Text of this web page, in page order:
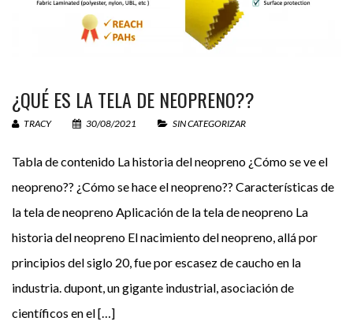
¿QUÉ ES LA TELA DE NEOPRENO??
TRACY 30/08/2021 SIN CATEGORIZAR
Tabla de contenido La historia del neopreno ¿Cómo se ve el
neopreno?? ¿Cómo se hace el neopreno?? Características de
la tela de neopreno Aplicación de la tela de neopreno La
historia del neopreno El nacimiento del neopreno, allá por
principios del siglo 20, fue por escasez de caucho en la
industria. dupont, un gigante industrial, asociación de
científicos en el […]